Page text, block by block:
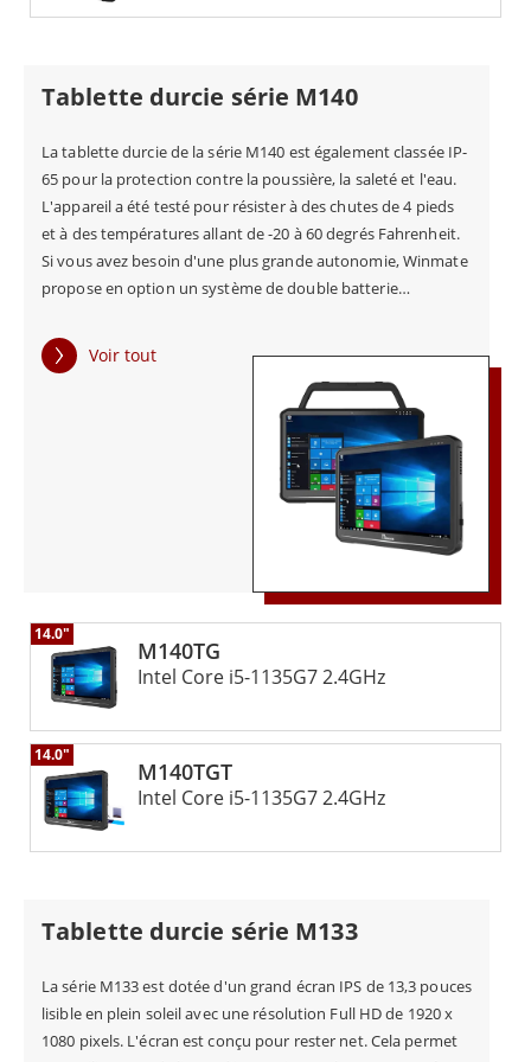
Tablette durcie série M140
La tablette durcie de la série M140 est également classée IP-
65 pour la protection contre la poussière, la saleté et l'eau.
L'appareil a été testé pour résister à des chutes de 4 pieds
et à des températures allant de -20 à 60 degrés Fahrenheit.
Si vous avez besoin d'une plus grande autonomie, Winmate
propose en option un système de double batterie
chargement pour une utilisation continue.
Voir tout
M140TG
14.0"
Intel Core i5-1135G7 2.4GHz
M140TGT
14.0"
Intel Core i5-1135G7 2.4GHz
Tablette durcie série M133
La série M133 est dotée d'un grand écran IPS de 13,3 pouces
lisible en plein soleil avec une résolution Full HD de 1920 x
1080 pixels. L'écran est conçu pour rester net. Cela permet